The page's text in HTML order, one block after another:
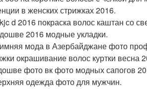
в женских стрижках 2016.
d 2016 покраска волос каштан со
2016 модные укладки.
мода в Азербайджане фото
окрашивание волос куртки весна
фото вк фото модных сапогов
одежда фото для мужчин.